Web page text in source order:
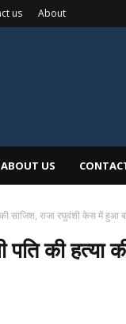
us About
ABOUT US
साजिश, राजा रघुवंशी केस में हुआ
की हत्या